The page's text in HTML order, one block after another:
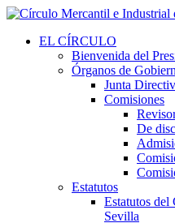
EL CÍRCULO
Bienvenida del
Órganos de
Junta
Comisiones
De
Estatutos
Estatutos
Sevilla